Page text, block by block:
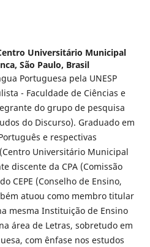
Universitário Municipal
São Paulo, Brasil
Portuguesa pela UNESP
- Faculdade de Ciências e
do grupo de pesquisa
do Discurso). Graduado em
e respectivas
Universitário Municipal
discente da CPA (Comissão
CEPE (Conselho de Ensino,
atuou como membro titular
mesma Instituição de Ensino
área de Letras, sobretudo em
com ênfase nos estudos